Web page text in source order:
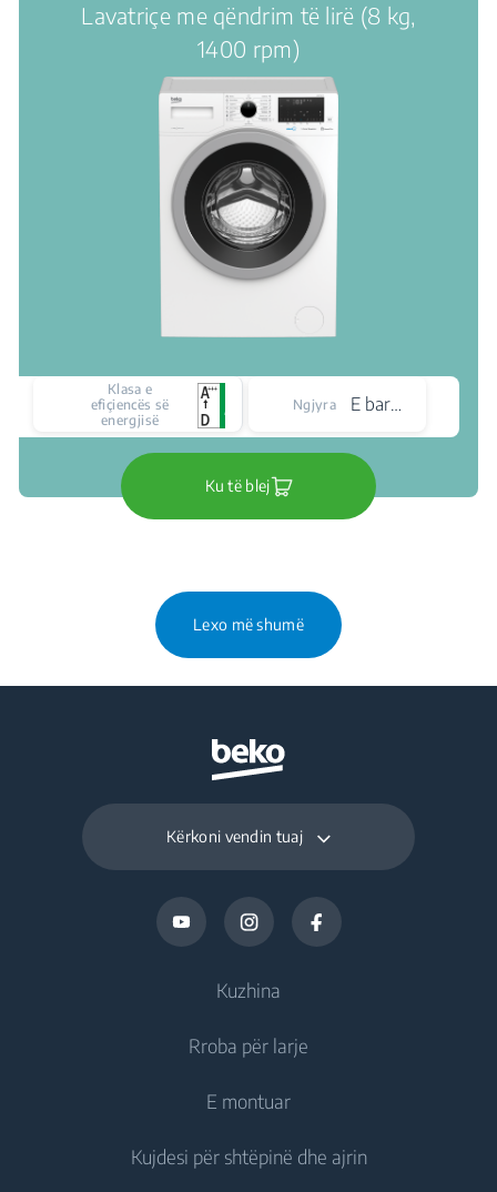
Lavatriçe me qëndrim të lirë (8 kg,
1400 rpm)
Klasa e
efiçiencës së
energjisë
Ngjyra E bardhë
Ku të blej
Lexo më shumë
Kërkoni vendin tuaj
Kuzhina
Ftohje
Frigoriferë
Ngrirës
Rroba për larje
Lavatriçe me qëndrim të lirë
E montuar
Ftohje
Kujdesi për shtëpinë dhe ajrin